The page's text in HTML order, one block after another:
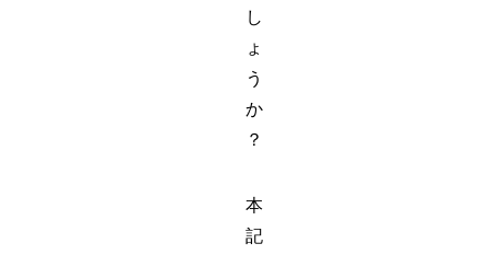
し
ょ
う
か
？
本
記